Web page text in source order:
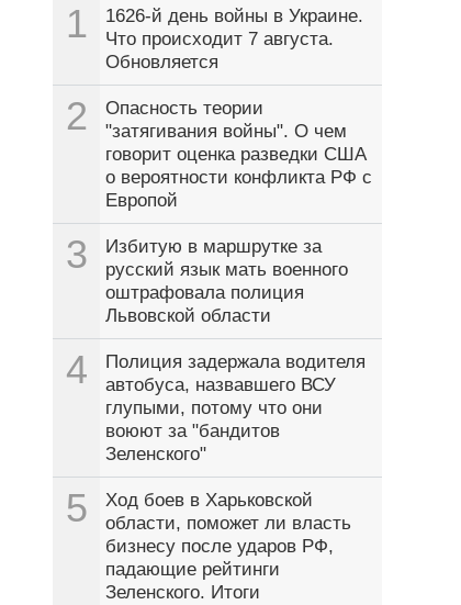
1
1626-й день войны в Украине.
Что происходит 7 августа.
Обновляется
2
Опасность теории
"затягивания войны". О чем
говорит оценка разведки США
о вероятности конфликта РФ с
Европой
3
Избитую в маршрутке за
русский язык мать военного
оштрафовала полиция
Львовской области
4
Полиция задержала водителя
автобуса, назвавшего ВСУ
глупыми, потому что они
воюют за "бандитов
Зеленского"
5
Ход боев в Харьковской
области, поможет ли власть
бизнесу после ударов РФ,
падающие рейтинги
Зеленского. Итоги